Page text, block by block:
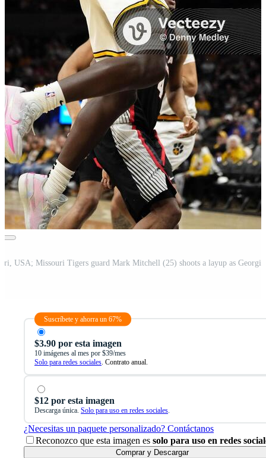
Suscríbete y ahorra un 67%
$3.90 por esta imagen
10 imágenes al mes por $39/mes
Solo para redes sociales. Contrato anual.
$12 por esta imagen
Descarga única. Solo para uso en redes sociales.
¿Necesitas un paquete personalizado? Contáctanos
Reconozco que esta imagen es solo para uso en redes
Comprar y Descargar